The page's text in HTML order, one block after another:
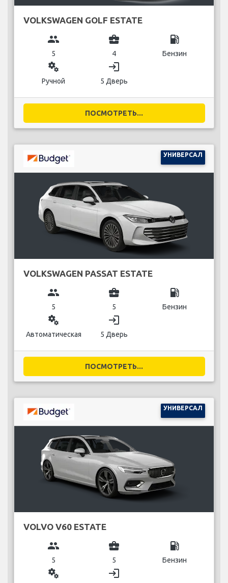
VOLKSWAGEN GOLF ESTATE
group
5
business_center
4
local_gas_station
Бензин
miscellaneous_services
Ручной
login
5 Дверь
ПОСМОТРЕТЬ...
УНИВЕРСАЛ
VOLKSWAGEN PASSAT ESTATE
group
5
business_center
5
local_gas_station
Бензин
miscellaneous_services
Автоматическая
login
5 Дверь
ПОСМОТРЕТЬ...
УНИВЕРСАЛ
VOLVO V60 ESTATE
group
5
business_center
5
local_gas_station
Бензин
miscellaneous_services login